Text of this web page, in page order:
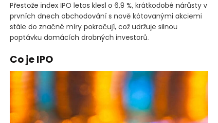
Přestože index IPO letos klesl o 6,9 %, krátkodobé nárůsty v
prvních dnech obchodování s nově kótovanými akciemi
stále do značné míry pokračují, což udržuje silnou
poptávku domácích drobných investorů.
Co je IPO